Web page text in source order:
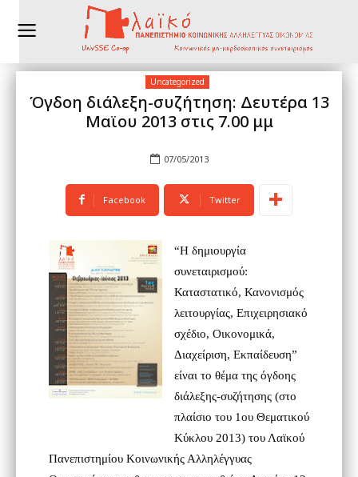
Uncategorized
Όγδοη διάλεξη-συζήτηση: Δευτέρα 13
Μαϊου 2013 στις 7.00 μμ
07/05/2013
Facebook Twitter
“Η δημιουργία
συνεταιρισμού:
Καταστατικό, Κανονισμός
λειτουργίας, Επιχειρησιακό
σχέδιο, Οικονομικά,
Διαχείριση, Εκπαίδευση”
είναι το θέμα της όγδοης
διάλεξης-συζήτησης (στο
πλαίσιο του 1ου Θεματικού
Κύκλου 2013) του Λαϊκού
Πανεπιστημίου Κοινωνικής Αλληλέγγυας